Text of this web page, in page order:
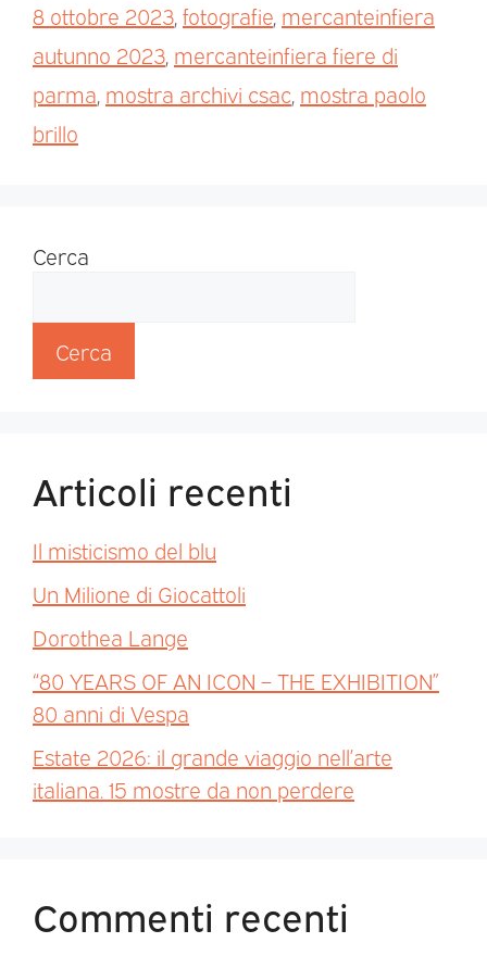
8 ottobre 2023 fotografie mercanteinfiera
autunno 2023 mercanteinfiera fiere di
parma mostra archivi csac mostra paolo
brillo
Cerca
Cerca
Articoli recenti
Il misticismo del blu
Un Milione di Giocattoli
Dorothea Lange
“80 YEARS OF AN ICON – THE EXHIBITION”
80 anni di Vespa
Estate 2026: il grande viaggio nell’arte
italiana. 15 mostre da non perdere
Commenti recenti